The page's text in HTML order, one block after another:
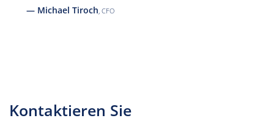
— Michael Tiroch , CFO
Kontaktieren Sie